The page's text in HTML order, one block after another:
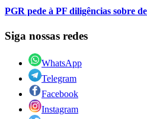
PGR pede à PF diligências sobre
Siga nossas redes
WhatsApp
Telegram
Facebook
Instagram